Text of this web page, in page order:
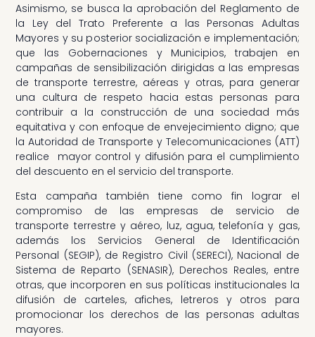
Asimismo, se busca la aprobación del Reglamento de
la Ley del Trato Preferente a las Personas Adultas
Mayores y su posterior socialización e implementación;
que las Gobernaciones y Municipios, trabajen en
campañas de sensibilización dirigidas a las empresas
de transporte terrestre, aéreas y otras, para generar
una cultura de respeto hacia estas personas para
contribuir a la construcción de una sociedad más
equitativa y con enfoque de envejecimiento digno; que
la Autoridad de Transporte y Telecomunicaciones (ATT)
realice mayor control y difusión para el cumplimiento
del descuento en el servicio del transporte.
Esta campaña también tiene como fin lograr el
compromiso de las empresas de servicio de
transporte terrestre y aéreo, luz, agua, telefonía y gas,
además los Servicios General de Identificación
Personal (SEGIP), de Registro Civil (SERECI), Nacional de
Sistema de Reparto (SENASIR), Derechos Reales, entre
otras, que incorporen en sus políticas institucionales la
difusión de carteles, afiches, letreros y otros para
promocionar los derechos de las personas adultas
mayores.